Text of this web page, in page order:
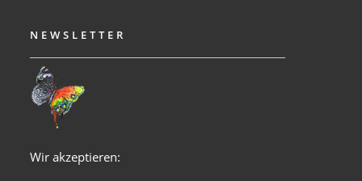
NEWSLETTER
Wir akzeptieren: